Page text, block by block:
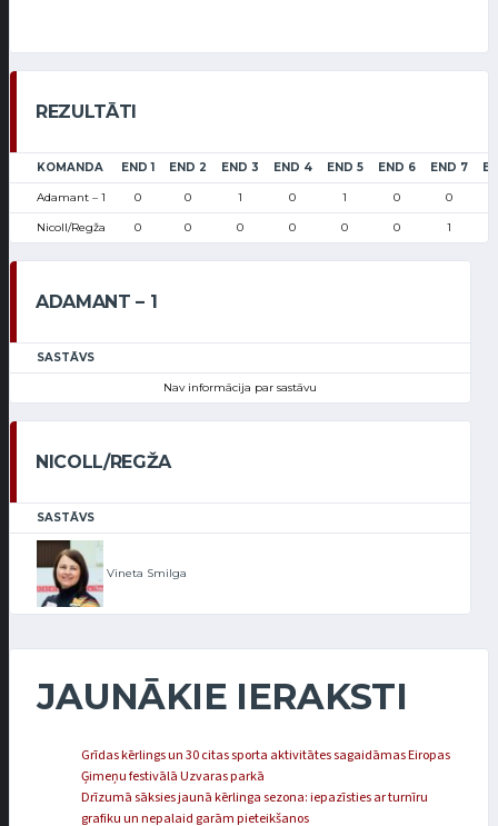
REZULTĀTI
KOMANDA END 1 END 2 END 3 END 4 END 5 END 6 END 7
Adamant – 1 0 0 1 0 1 0 0
Nicoll/Regža 0 0 0 0 0 0 1
ADAMANT – 1
SASTĀVS
Nav informācija par sastāvu
NICOLL/REGŽA
SASTĀVS
Vineta Smilga
JAUNĀKIE IERAKSTI
Grīdas kērlings un 30 citas sporta aktivitātes sagaidāmas Eiropas
Ģimeņu festivālā Uzvaras parkā
Drīzumā sāksies jaunā kērlinga sezona: iepazīsties ar turnīru
grafiku un nepalaid garām pieteikšanos